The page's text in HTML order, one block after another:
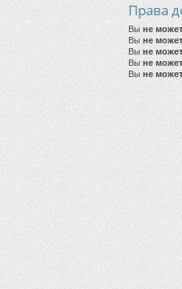
Права
Вы не
Вы не
Вы не
Вы не
Вы не